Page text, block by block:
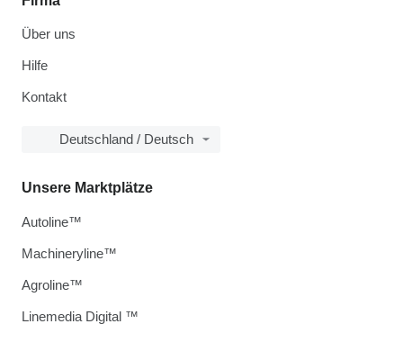
Über uns
Hilfe
Kontakt
Deutschland / Deutsch
Unsere Marktplätze
Autoline™
Machineryline™
Agroline™
Linemedia Digital ™